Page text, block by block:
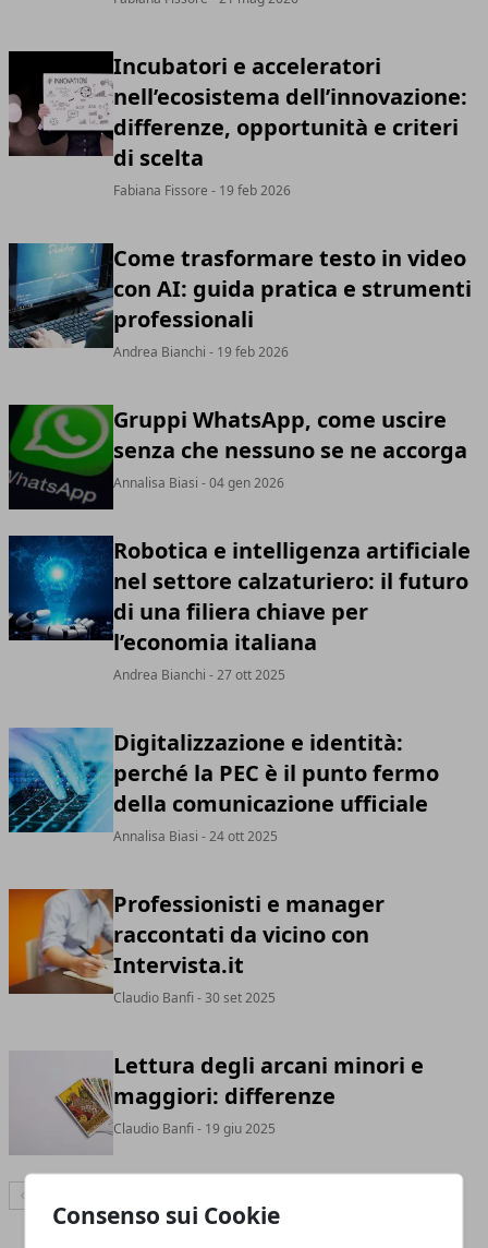
Consenso sui Cookie
Incubatori e acceleratori
nell’ecosistema dell’innovazione:
differenze, opportunità e criteri
di scelta
Fabiana Fissore - 19 feb 2026
Come trasformare testo in video
con AI: guida pratica e strumenti
professionali
Andrea Bianchi - 19 feb 2026
Gruppi WhatsApp, come uscire
senza che nessuno se ne accorga
Annalisa Biasi - 04 gen 2026
Robotica e intelligenza artificiale
nel settore calzaturiero: il futuro
di una filiera chiave per
l’economia italiana
Andrea Bianchi - 27 ott 2025
Digitalizzazione e identità:
perché la PEC è il punto fermo
della comunicazione ufficiale
Annalisa Biasi - 24 ott 2025
Professionisti e manager
raccontati da vicino con
Intervista.it
Claudio Banfi - 30 set 2025
Lettura degli arcani minori e
maggiori: differenze
Claudio Banfi - 19 giu 2025
Articolo Precedente